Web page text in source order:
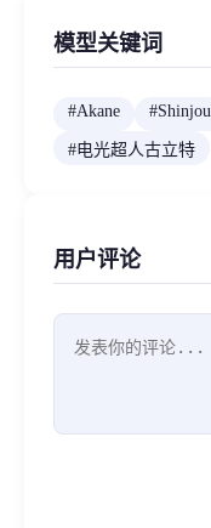
模型关键词
#Akane #Shinjou
#电光超人古立特
用户评论